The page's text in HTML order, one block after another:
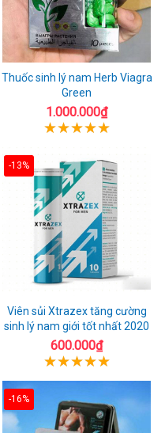
Thuốc sinh lý nam Herb Viagra
Green
1.000.000₫
-13%
Viên sủi Xtrazex tăng cường
sinh lý nam giới tốt nhất 2020
600.000₫
-16%